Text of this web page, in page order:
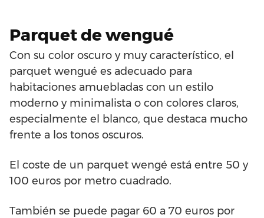
Parquet de wengué
Con su color oscuro y muy característico, el
parquet wengué es adecuado para
habitaciones amuebladas con un estilo
moderno y minimalista o con colores claros,
especialmente el blanco, que destaca mucho
frente a los tonos oscuros.
El coste de un parquet wengé está entre 50 y
100 euros por metro cuadrado.
También se puede pagar 60 a 70 euros por